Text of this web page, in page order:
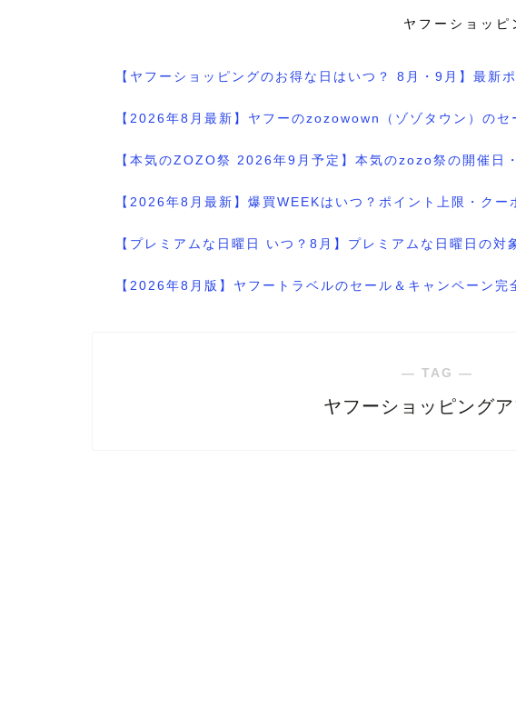
ヤフーショッ
【ヤフーショッピングのお得な日はいつ？ 8月・9月】最新
【2026年8月最新】ヤフーのzozowown（ゾゾタウン）の
【本気のZOZO祭 2026年9月予定】本気のzozo祭の開催日
【2026年8月最新】爆買WEEKはいつ？ポイント上限・クー
【プレミアムな日曜日 いつ？8月】プレミアムな日曜日の対
【2026年8月版】ヤフートラベルのセール＆キャンペーン
― TAG ―
ヤフーショッピングア